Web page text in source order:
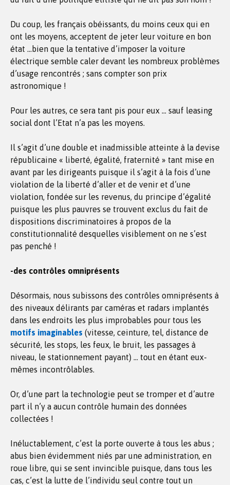
Du coup, les français obéissants, du moins ceux qui en
ont les moyens, acceptent de jeter leur voiture en bon
état …bien que la tentative d’imposer la voiture
électrique semble caler devant les nombreux problèmes
d’usage rencontrés ; sans compter son prix
astronomique !
Pour les autres, ce sera tant pis pour eux … sauf leasing
social dont l’Etat n’a pas les moyens.
Il s’agit d’une double et inadmissible atteinte à la devise
républicaine « liberté, égalité, fraternité » tant mise en
avant par les dirigeants puisque il s’agit à la fois d’une
violation de la liberté d’aller et de venir et d’une
violation, fondée sur les revenus, du principe d’égalité
puisque les plus pauvres se trouvent exclus du fait de
dispositions discriminatoires à propos de la
constitutionnalité desquelles visiblement on ne s’est
pas penché !
-des contrôles omniprésents
Désormais, nous subissons des contrôles omniprésents à
des niveaux délirants par caméras et radars implantés
dans les endroits les plus improbables pour tous les
motifs imaginables (vitesse, ceinture, tel, distance de
sécurité, les stops, les feux, le bruit, les passages à
niveau, le stationnement payant) … tout en étant eux-
mêmes incontrôlables.
Or, d’une part la technologie peut se tromper et d’autre
part il n’y a aucun contrôle humain des données
collectées !
Inéluctablement, c’est la porte ouverte à tous les abus ;
abus bien évidemment niés par une administration, en
roue libre, qui se sent invincible puisque, dans tous les
cas, c’est la lutte de l’individu seul contre tout un